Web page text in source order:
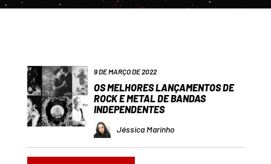
9 DE MARÇO DE 2022
OS MELHORES LANÇAMENTOS DE
ROCK E METAL DE BANDAS
INDEPENDENTES
Jéssica Marinho